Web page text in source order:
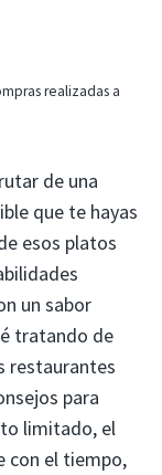
realizadas a
de una
que te hayas
esos platos
un sabor
tratando de
restaurantes
para
limitado, el
con el tiempo,